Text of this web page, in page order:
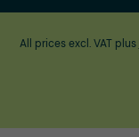
All prices excl. VAT plus